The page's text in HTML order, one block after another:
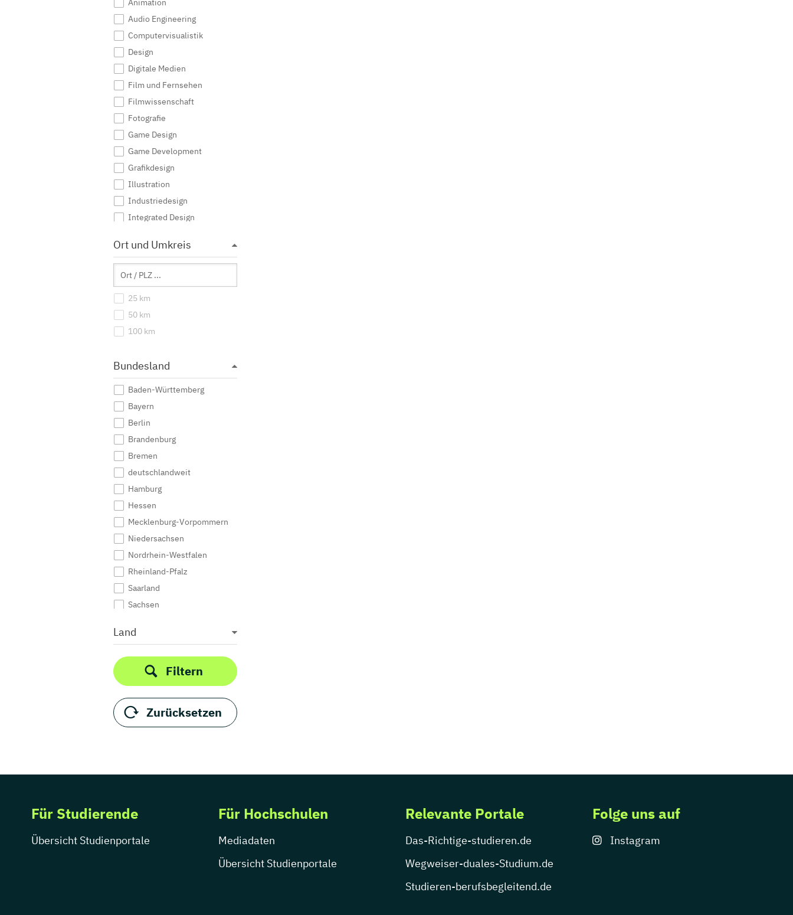
Animation
Audio Engineering
Computervisualistik
Design
Digitale Medien
Film und Fernsehen
Filmwissenschaft
Fotografie
Game Design
Game Development
Grafikdesign
Illustration
Industriedesign
Integrated Design
Journalismus
Kommunikationsdesign
Kommunikationswissenschaft
Kreatives Schreiben
Kunst
Kunstgeschichte
Musiktherapie
Musikwissenschaft
Produktdesign
Public Relations /
Publizistik
Visuelle Kommunikation
Ort und Umkreis
25 km
50 km
100 km
Bundesland
Baden-Württemberg
Bayern
Berlin
Brandenburg
Bremen
deutschlandweit
Hamburg
Hessen
Mecklenburg-Vorpommern
Niedersachsen
Nordrhein-Westfalen
Rheinland-Pfalz
Saarland
Sachsen
Schleswig-Holstein
Thüringen
Land
Filtern
Zurücksetzen
Für Studierende
Übersicht Studienportale
Für Hochschulen
Mediadaten
Übersicht Studienportale
Relevante Portale
Das-Richtige-studieren.de
Wegweiser-duales-Studium.de
Studieren-berufsbegleitend.de
Folge uns auf
Instagram